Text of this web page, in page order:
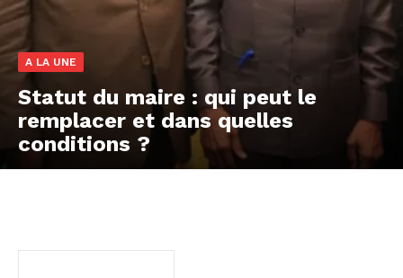
A LA UNE
Statut du maire : qui peut le
remplacer et dans quelles
conditions ?